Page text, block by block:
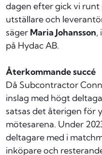
dagen efter gick vi runt
utställare och
säger Maria Johansson,
på Hydac AB.
Återkommande succé
Då Subcontractor
inslag med högt
satsas det återigen för
mötesarena. Under
deltagare med i
inköpare och